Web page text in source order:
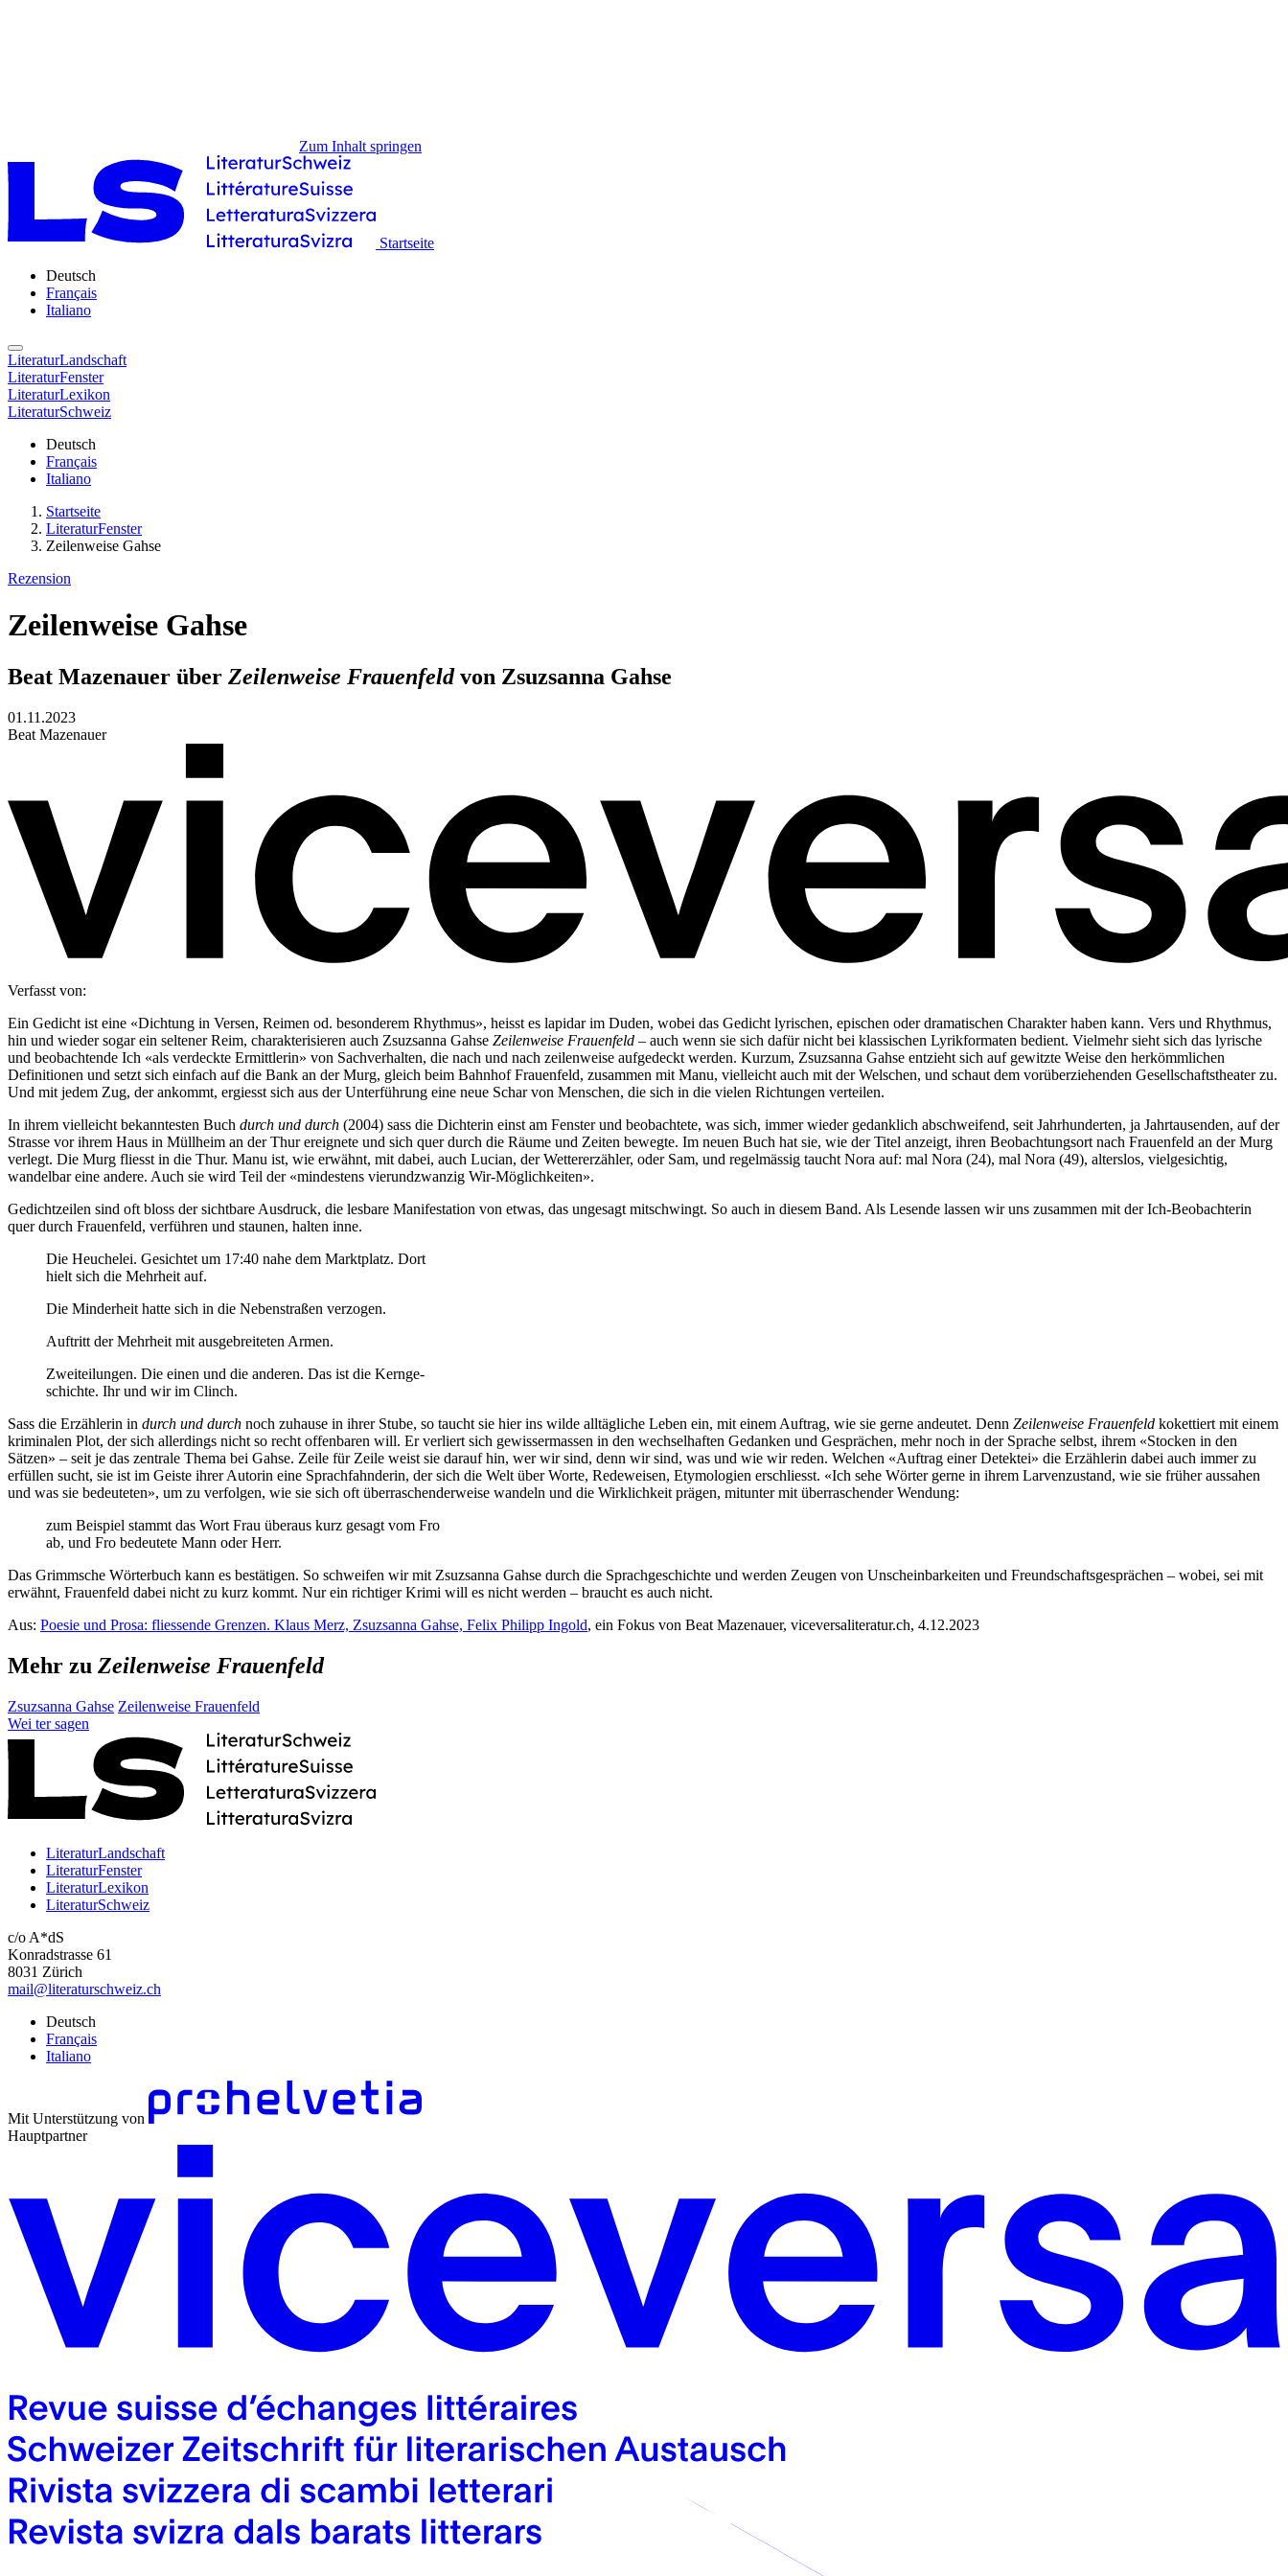
Zum Inhalt springen
Startseite
Deutsch
Français
Italiano
LiteraturLandschaft
LiteraturFenster
LiteraturLexikon
LiteraturSchweiz
Deutsch
Français
Italiano
Startseite
LiteraturFenster
Zeilenweise Gahse
Rezension
Zeilenweise Gahse
Beat Mazenauer über Zeilenweise Frauenfeldvon Zsuzsanna Gahse
01.11.2023
Beat Mazenauer
Verfasst von:
Ein Gedicht ist eine «Dichtung in Versen, Reimen od. besonderem Rhythmus», heisst es lapidar im Duden, wobei das Gedicht lyrischen, epischen oder dramatischen Charakter haben kann. Vers und Rhythmus,
hin und wieder sogar ein seltener Reim, charakterisieren auch Zsuzsanna Gahse Zeilenweise Frauenfeld – auch wenn sie sich dafür nicht bei klassischen Lyrikformaten bedient. Vielmehr sieht sich das lyrische
und beobachtende Ich «als verdeckte Ermittlerin» von Sachverhalten, die nach und nach zeilenweise aufgedeckt werden. Kurzum, Zsuzsanna Gahse entzieht sich auf gewitzte Weise den herkömmlichen
Definitionen und setzt sich einfach auf die Bank an der Murg, gleich beim Bahnhof Frauenfeld, zusammen mit Manu, vielleicht auch mit der Welschen, und schaut dem vorüberziehenden Gesellschaftstheater zu.
Und mit jedem Zug, der ankommt, ergiesst sich aus der Unterführung eine neue Schar von Menschen, die sich in die vielen Richtungen verteilen.
In ihrem vielleicht bekanntesten Buch durch und durch (2004) sass die Dichterin einst am Fenster und beobachtete, was sich, immer wieder gedanklich abschweifend, seit Jahrhunderten, ja Jahrtausenden, auf der
Strasse vor ihrem Haus in Müllheim an der Thur ereignete und sich quer durch die Räume und Zeiten bewegte. Im neuen Buch hat sie, wie der Titel anzeigt, ihren Beobachtungsort nach Frauenfeld an der Murg
verlegt. Die Murg fliesst in die Thur. Manu ist, wie erwähnt, mit dabei, auch Lucian, der Wettererzähler, oder Sam, und regelmässig taucht Nora auf: mal Nora (24), mal Nora (49), alterslos, vielgesichtig,
wandelbar eine andere. Auch sie wird Teil der «mindestens vierundzwanzig Wir-Möglichkeiten».
Gedichtzeilen sind oft bloss der sichtbare Ausdruck, die lesbare Manifestation von etwas, das ungesagt mitschwingt. So auch in diesem Band. Als Lesende lassen wir uns zusammen mit der Ich-Beobachterin
quer durch Frauenfeld, verführen und staunen, halten inne.
Die Heuchelei. Gesichtet um 17:40 nahe dem Marktplatz. Dort
hielt sich die Mehrheit auf.
Die Minderheit hatte sich in die Nebenstraßen verzogen.
Auftritt der Mehrheit mit ausgebreiteten Armen.
Zweiteilungen. Die einen und die anderen. Das ist die Kernge-
schichte. Ihr und wir im Clinch.
Sass die Erzählerin in durch und durch noch zuhause in ihrer Stube, so taucht sie hier ins wilde alltägliche Leben ein, mit einem Auftrag, wie sie gerne andeutet. Denn Zeilenweise Frauenfeld kokettiert mit einem
kriminalen Plot, der sich allerdings nicht so recht offenbaren will. Er verliert sich gewissermassen in den wechselhaften Gedanken und Gesprächen, mehr noch in der Sprache selbst, ihrem «Stocken in den
Sätzen» – seit je das zentrale Thema bei Gahse. Zeile für Zeile weist sie darauf hin, wer wir sind, denn wir sind, was und wie wir reden. Welchen «Auftrag einer Detektei» die Erzählerin dabei auch immer zu
erfüllen sucht, sie ist im Geiste ihrer Autorin eine Sprachfahnderin, der sich die Welt über Worte, Redeweisen, Etymologien erschliesst. «Ich sehe Wörter gerne in ihrem Larvenzustand, wie sie früher aussahen
und was sie bedeuteten», um zu verfolgen, wie sie sich oft überraschenderweise wandeln und die Wirklichkeit prägen, mitunter mit überraschender Wendung:
zum Beispiel stammt das Wort Frau überaus kurz gesagt vom Fro
ab, und Fro bedeutete Mann oder Herr.
Das Grimmsche Wörterbuch kann es bestätigen. So schweifen wir mit Zsuzsanna Gahse durch die Sprachgeschichte und werden Zeugen von Unscheinbarkeiten und Freundschaftsgesprächen – wobei, sei mit
erwähnt, Frauenfeld dabei nicht zu kurz kommt. Nur ein richtiger Krimi will es nicht werden – braucht es auch nicht.
Aus: Poesie und Prosa: fliessende Grenzen. Klaus Merz, Zsuzsanna Gahse, Felix Philipp Ingold, ein Fokus von Beat Mazenauer, viceversaliteratur.ch, 4.12.2023
Mehr zu Zeilenweise Frauenfeld
Zsuzsanna Gahse Zeilenweise Frauenfeld
Wei ter sagen
LiteraturLandschaft
LiteraturFenster
LiteraturLexikon
LiteraturSchweiz
c/o A*dS
Konradstrasse 61
8031 Zürich
mail@literaturschweiz.ch
Deutsch
Français
Italiano
Mit Unterstützung von
Hauptpartner